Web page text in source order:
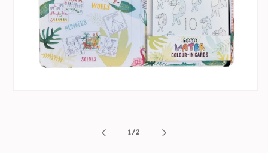
1/iš
2